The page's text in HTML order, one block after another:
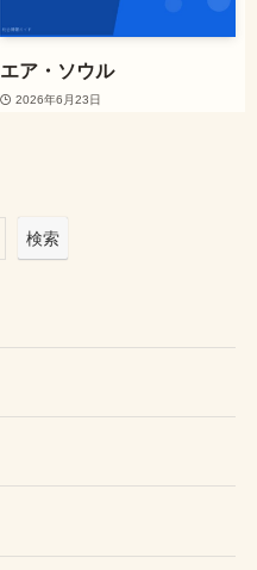
エア・ソウル
2026年6月23日
検索